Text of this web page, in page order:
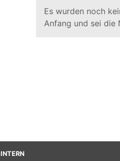
Es wurden noch
Anfang und sei die
INTERN